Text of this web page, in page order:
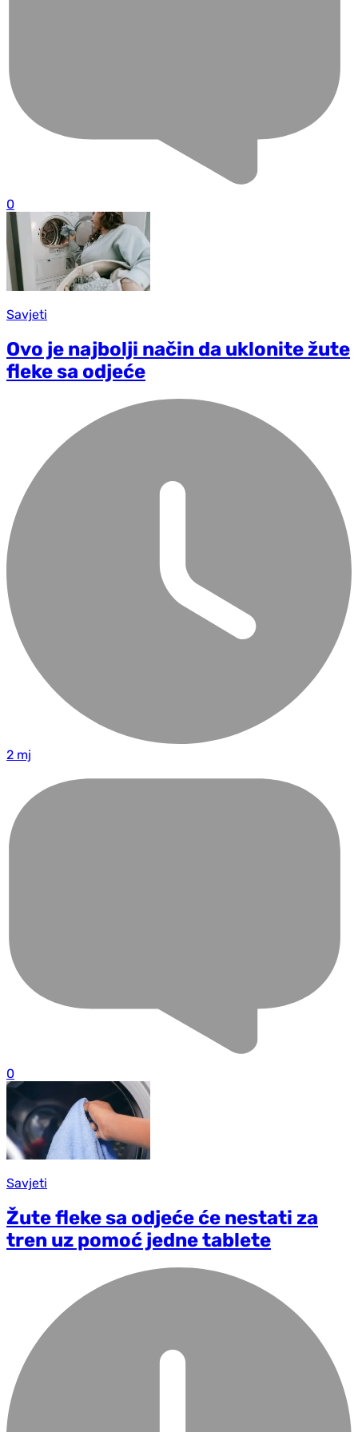
0
Savjeti
Ovo je najbolji način da uklonite žute
fleke sa odjeće
2 mj
0
Savjeti
Žute fleke sa odjeće će nestati za
tren uz pomoć jedne tablete